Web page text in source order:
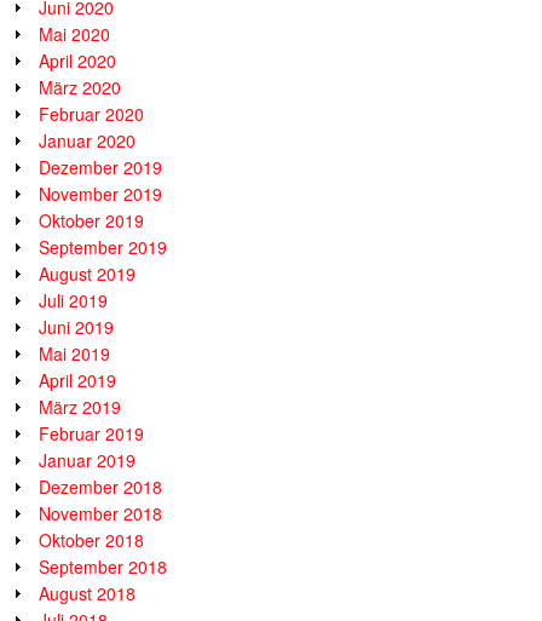
Juni 2020
Mai 2020
April 2020
März 2020
Februar 2020
Januar 2020
Dezember 2019
November 2019
Oktober 2019
September 2019
August 2019
Juli 2019
Juni 2019
Mai 2019
April 2019
März 2019
Februar 2019
Januar 2019
Dezember 2018
November 2018
Oktober 2018
September 2018
August 2018